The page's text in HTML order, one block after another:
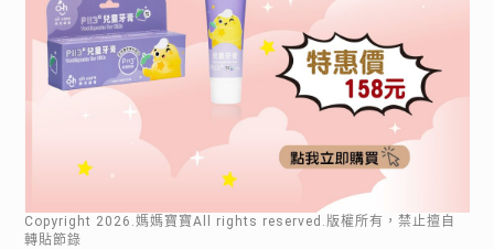
Copyright 2026 .媽媽寶寶All rights reserved.版權所有，禁止擅自
轉貼節錄